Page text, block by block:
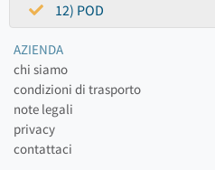
12) POD
AZIENDA
chi siamo
condizioni di trasporto
note legali
privacy
contattaci